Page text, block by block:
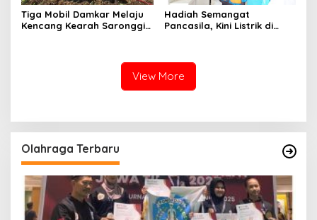
Tiga Mobil Damkar Melaju
Kencang Kearah Saronggi,
Hadiah Semangat
Pancasila, Kini Listrik di
View More
Olahraga Terbaru